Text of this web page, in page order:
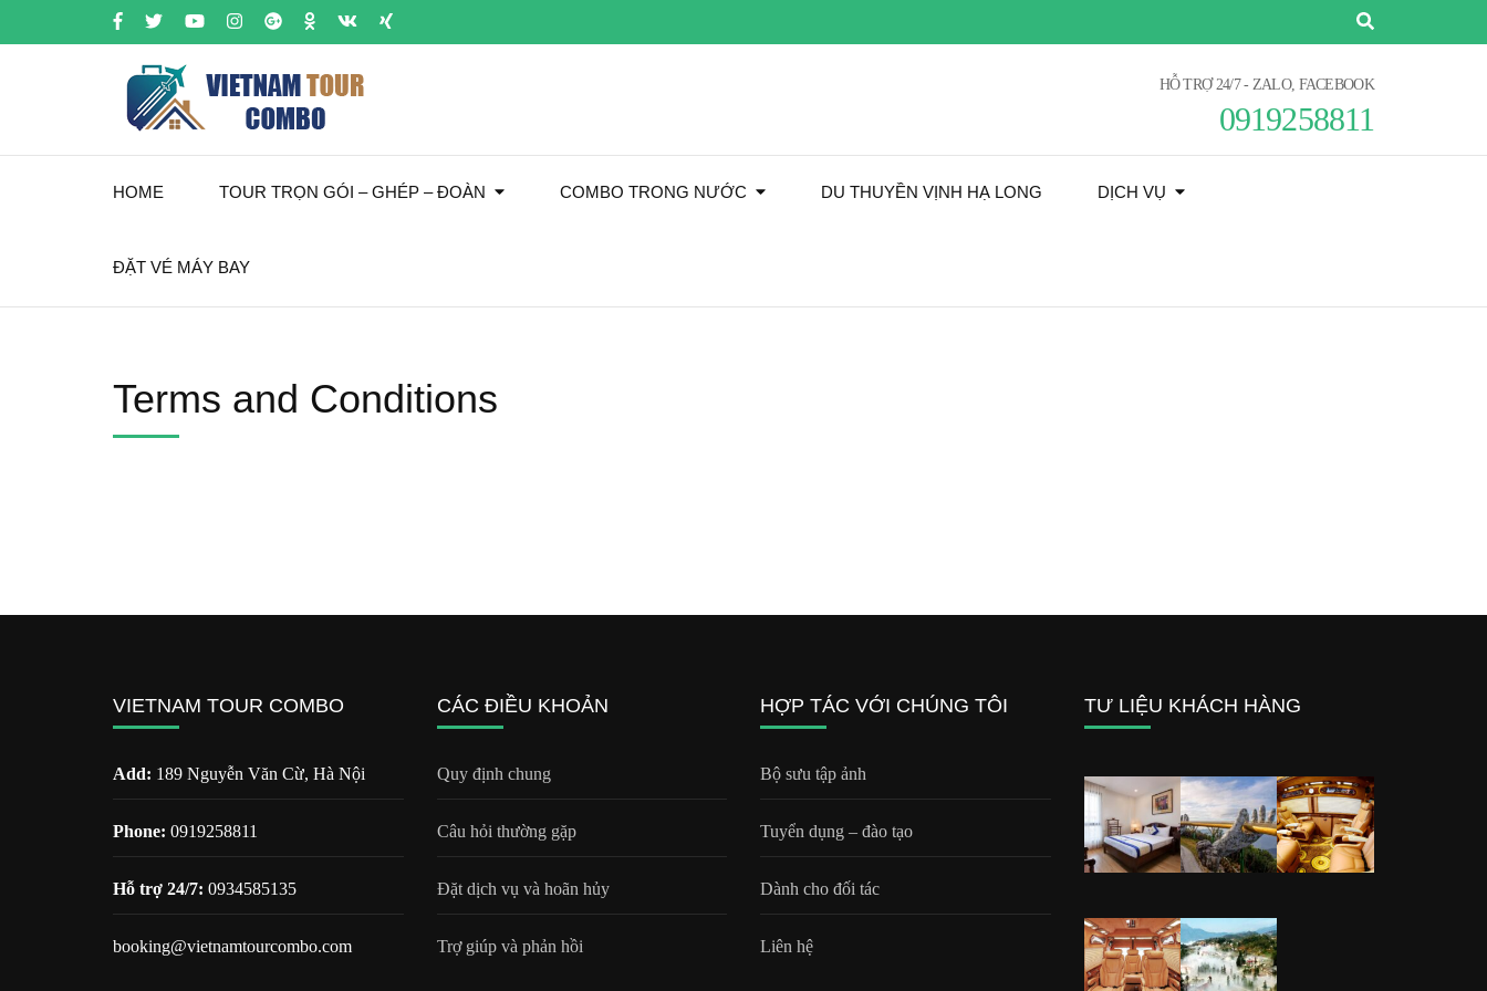
HỖ TRỢ 24/7 - ZALO, FACEBOOK
0919258811
HOME TOUR TRỌN GÓI – GHÉP – ĐOÀN COMBO TRONG NƯỚC DU THUYỀN VỊNH HẠ LONG DỊCH VỤ
ĐẶT VÉ MÁY BAY
Terms and Conditions
VIETNAM TOUR COMBO
Add: 189 Nguyễn Văn Cừ, Hà Nội
Phone: 0919258811
Hỗ trợ 24/7: 0934585135
booking@vietnamtourcombo.com
CÁC ĐIỀU KHOẢN
Quy định chung
Câu hỏi thường gặp
Đặt dịch vụ và hoãn hủy
Trợ giúp và phản hồi
HỢP TÁC VỚI CHÚNG TÔI
Bộ sưu tập ảnh
Tuyển dụng – đào tạo
Dành cho đối tác
Liên hệ
TƯ LIỆU KHÁCH HÀNG